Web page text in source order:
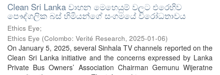
Clean Sri Lanka වාහන මෙහෙයුම් වලට එරෙහිව
පෞද්ගලික බස් හිමියන්ගේ සංගමයේ විරෝධතාවය
Ethics Eye;
Ethics Eye (Colombo: Verité Research, 2025-01-06)
On January 5, 2025, several Sinhala TV channels reported on the
Clean Sri Lanka initiative and the concerns expressed by Lanka
Private Bus Owners’ Association Chairman Gemunu Wijeratne